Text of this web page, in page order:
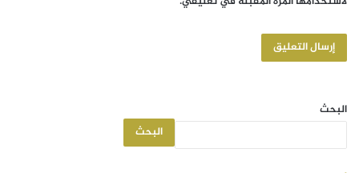
البحث
البحث